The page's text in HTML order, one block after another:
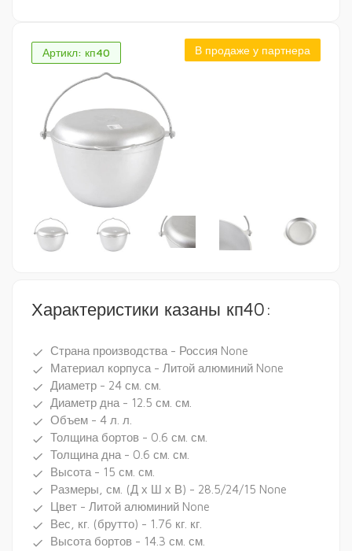
Артикл: кп40 В продаже у партнера
Характеристики казаны кп40:
done Страна производства - Россия None
done Материал корпуса - Литой алюминий None
done Диаметр - 24 см. см.
done Диаметр дна - 12.5 см. см.
done Объем - 4 л. л.
done Толщина бортов - 0.6 см. см.
done Толщина дна - 0.6 см. см.
done Высота - 15 см. см.
done Размеры, см. (Д х Ш х В) - 28.5/24/15 None
done Цвет - Литой алюминий None
done Вес, кг. (брутто) - 1.76 кг. кг.
done Высота бортов - 14.3 см. см.